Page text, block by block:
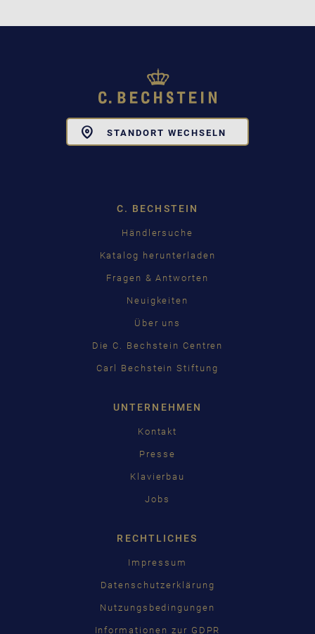
STANDORT WECHSELN
C. BECHSTEIN
Händlersuche
Katalog herunterladen
Fragen & Antworten
Neuigkeiten
Über uns
Die C. Bechstein Centren
Carl Bechstein Stiftung
UNTERNEHMEN
Kontakt
Presse
Klavierbau
Jobs
RECHTLICHES
Impressum
Datenschutzerklärung
Nutzungsbedingungen
Informationen zur GDPR